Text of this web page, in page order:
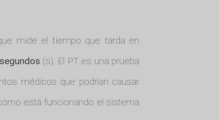
mide el tiempo que tarda en
(s). El PT es una prueba
médicos que podrían causar
está funcionando el sistema